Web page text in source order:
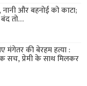
और बहनोई को काटा;
तो…
मंगेतर की बेरहम हत्या :
सच, प्रेमी के साथ मिलकर